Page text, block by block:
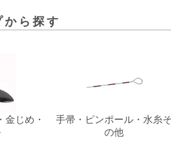
から探す
金じめ・
手帚・ピンポール・水糸そ
の他